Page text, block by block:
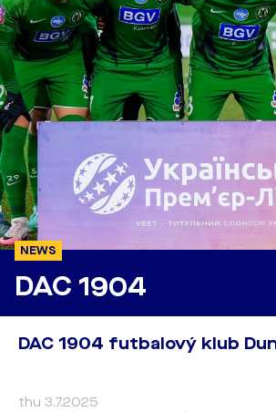
NEWS
DAC 1904
DAC 1904 futbalový klub
thu 3.7.2025